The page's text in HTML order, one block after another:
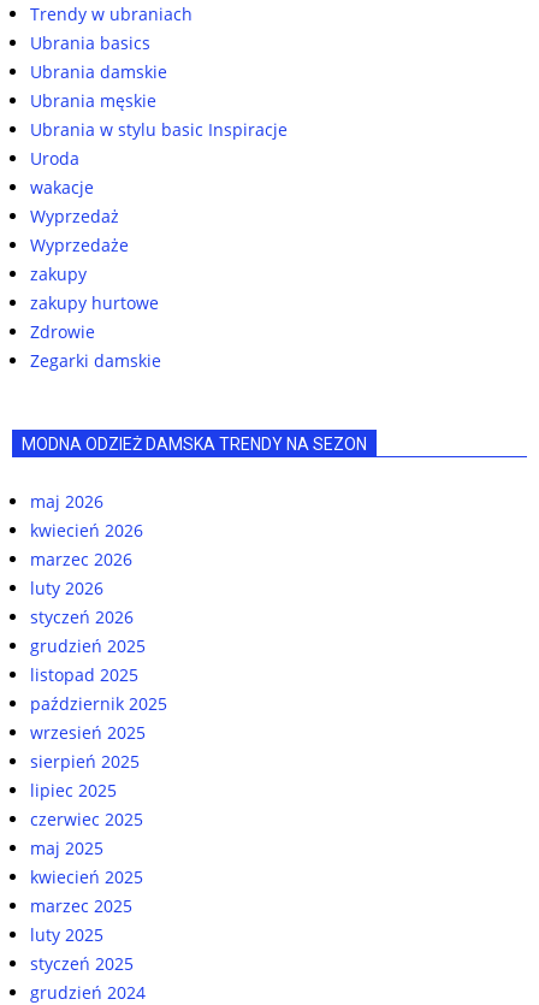
Trendy w ubraniach
Ubrania basics
Ubrania damskie
Ubrania męskie
Ubrania w stylu basic Inspiracje
Uroda
wakacje
Wyprzedaż
Wyprzedaże
zakupy
zakupy hurtowe
Zdrowie
Zegarki damskie
MODNA ODZIEŻ DAMSKA TRENDY NA SEZON
maj 2026
kwiecień 2026
marzec 2026
luty 2026
styczeń 2026
grudzień 2025
listopad 2025
październik 2025
wrzesień 2025
sierpień 2025
lipiec 2025
czerwiec 2025
maj 2025
kwiecień 2025
marzec 2025
luty 2025
styczeń 2025
grudzień 2024